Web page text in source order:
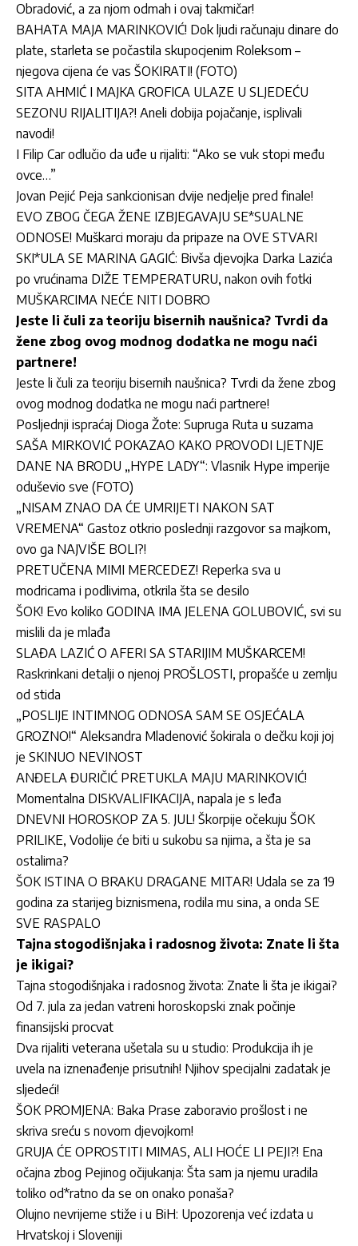
Obradović, a za njom odmah i ovaj takmičar!
BAHATA MAJA MARINKOVIĆ! Dok ljudi računaju dinare do
plate, starleta se počastila skupocjenim Roleksom –
njegova cijena će vas ŠOKIRATI! (FOTO)
SITA AHMIĆ I MAJKA GROFICA ULAZE U SLJEDEĆU
SEZONU RIJALITIJA?! Aneli dobija pojačanje, isplivali
navodi!
I Filip Car odlučio da uđe u rijaliti: “Ako se vuk stopi među
ovce…”
Jovan Pejić Peja sankcionisan dvije nedjelje pred finale!
EVO ZBOG ČEGA ŽENE IZBJEGAVAJU SE*SUALNE
ODNOSE! Muškarci moraju da pripaze na OVE STVARI
SKI*ULA SE MARINA GAGIĆ: Bivša djevojka Darka Lazića
po vrućinama DIŽE TEMPERATURU, nakon ovih fotki
MUŠKARCIMA NEĆE NITI DOBRO
Jeste li čuli za teoriju bisernih naušnica? Tvrdi da
žene zbog ovog modnog dodatka ne mogu naći
partnere!
Jeste li čuli za teoriju bisernih naušnica? Tvrdi da žene zbog
ovog modnog dodatka ne mogu naći partnere!
Posljednji ispraćaj Dioga Žote: Supruga Ruta u suzama
SAŠA MIRKOVIĆ POKAZAO KAKO PROVODI LJETNJE
DANE NA BRODU „HYPE LADY“: Vlasnik Hype imperije
oduševio sve (FOTO)
„NISAM ZNAO DA ĆE UMRIJETI NAKON SAT
VREMENA“ Gastoz otkrio poslednji razgovor sa majkom,
ovo ga NAJVIŠE BOLI?!
PRETUČENA MIMI MERCEDEZ! Reperka sva u
modricama i podlivima, otkrila šta se desilo
ŠOK! Evo koliko GODINA IMA JELENA GOLUBOVIĆ, svi su
mislili da je mlađa
SLAĐA LAZIĆ O AFERI SA STARIJIM MUŠKARCEM!
Raskrinkani detalji o njenoj PROŠLOSTI, propašće u zemlju
od stida
„POSLIJE INTIMNOG ODNOSA SAM SE OSJEĆALA
GROZNO!“ Aleksandra Mladenović šokirala o dečku koji joj
je SKINUO NEVINOST
ANĐELA ĐURIČIĆ PRETUKLA MAJU MARINKOVIĆ!
Momentalna DISKVALIFIKACIJA, napala je s leđa
DNEVNI HOROSKOP ZA 5. JUL! Škorpije očekuju ŠOK
PRILIKE, Vodolije će biti u sukobu sa njima, a šta je sa
ostalima?
ŠOK ISTINA O BRAKU DRAGANE MITAR! Udala se za 19
godina za starijeg biznismena, rodila mu sina, a onda SE
SVE RASPALO
Tajna stogodišnjaka i radosnog života: Znate li šta
je ikigai?
Tajna stogodišnjaka i radosnog života: Znate li šta je ikigai?
Od 7. jula za jedan vatreni horoskopski znak počinje
finansijski procvat
Dva rijaliti veterana ušetala su u studio: Produkcija ih je
uvela na iznenađenje prisutnih! Njihov specijalni zadatak je
sljedeći!
ŠOK PROMJENA: Baka Prase zaboravio prošlost i ne
skriva sreću s novom djevojkom!
GRUJA ĆE OPROSTITI MIMAS, ALI HOĆE LI PEJI?! Ena
očajna zbog Pejinog očijukanja: Šta sam ja njemu uradila
toliko od*ratno da se on onako ponaša?
Olujno nevrijeme stiže i u BiH: Upozorenja već izdata u
Hrvatskoj i Sloveniji